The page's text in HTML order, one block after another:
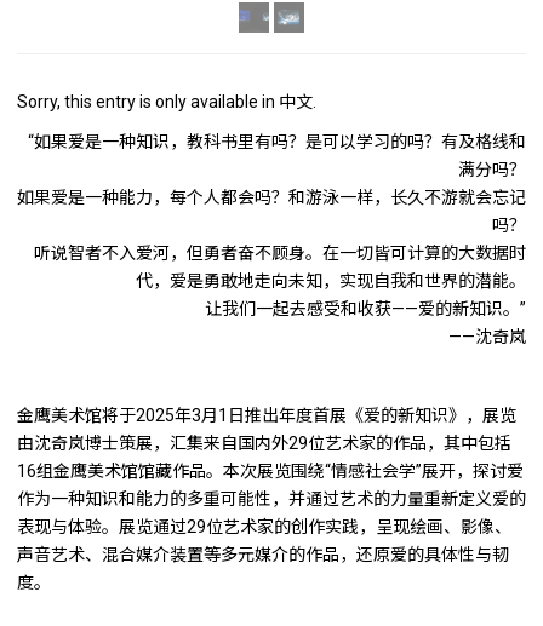
Sorry, this entry is only available in 中文
“如果爱是一种知识，教科书里有吗？是可以学习的吗？有及格线和
满分吗？
如果爱是一种能力，每个人都会吗？和游泳一样，长久不游就会忘记
吗？
听说智者不入爱河，但勇者奋不顾身。在一切皆可计算的大数据时
代，爱是勇敢地走向未知，实现自我和世界的潜能。
让我们一起去感受和收获——爱的新知识。”
——沈奇岚
金鹰美术馆将于2025年3月1日推出年度首展《爱的新知识》，展览
由沈奇岚博士策展，汇集来自国内外29位艺术家的作品，其中包括
16组金鹰美术馆馆藏作品。本次展览围绕“情感社会学”展开，探讨爱
作为一种知识和能力的多重可能性，并通过艺术的力量重新定义爱的
表现与体验。展览通过29位艺术家的创作实践，呈现绘画、影像、
声音艺术、混合媒介装置等多元媒介的作品，还原爱的具体性与韧
度。